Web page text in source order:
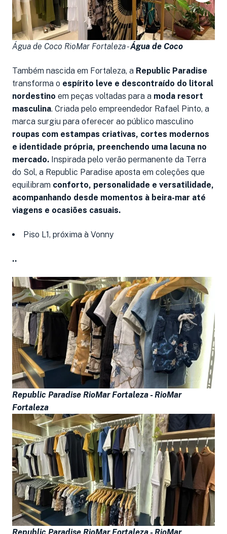
Água de Coco RioMar Fortaleza -Água de Coco
Também nascida em Fortaleza, a Republic Paradise
transforma o espírito leve e descontraído do litoral
nordestino em peças voltadas para a moda resort
masculina. Criada pelo empreendedor Rafael Pinto, a
marca surgiu para oferecer ao público masculino
roupas com estampas criativas, cortes modernos
e identidade própria, preenchendo uma lacuna no
mercado. Inspirada pelo verão permanente da Terra
do Sol, a Republic Paradise aposta em coleções que
equilibram conforto, personalidade e versatilidade,
acompanhando desde momentos à beira-mar até
viagens e ocasiões casuais.
Piso L1, próxima à Vonny
..
Republic Paradise RioMar Fortaleza -RioMar
Fortaleza